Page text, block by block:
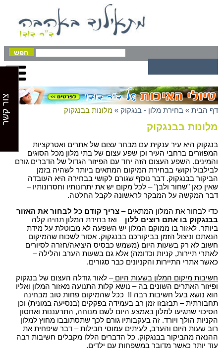
דף הבית » בחירת מלון - בנגקוק » מלונות בבנגקוק
מלונות בבנגקוק
בנגקוק היא עיר ענקית עם מבחר עצום של אתרים ואטרקציות
המפוזרים ברחבי העיר וכן שפע עצום של בתי מלון מכל הסוגים
והמינים. השפע העצום הזה יחד עם הפיזור הגדול של הדברים גורם
לבילבול וקושי בבחירת המיקום המתאים ביותר לשהיה בזמן
הביקור בבנגקוק. דבר נוסף שגורם לקושי בבחירה היא העובדה
שאין כאן "שחור ולבן" – לכל מקום יש את יתרונותיו וחסרונותיו –
דבר המקשה על המבקר לראשונה לקבל החלטה.
כדי לבחור את המלון המתאים – צריך קודם כל לבחור את האזור
בבנגקוק בו אתם רוצים ללון– ואז בחירת המלון תהיה קלה
ביותר. לאזור בו ממוקם המלון יש השפעה לא מבוטלת על מידת
הנאתם וניצול הזמן בביקורכם בבנגקוק. אסור לשכוח שהמיקום
חשוב לא רק בשעות היום (משמש כבסיס היציאה/חזרה לסיורים
לאתרי תיירות, קניות וכדומה) אלא גם בשעות הערב והלילה –
כאשר אתרי התיירות והקניונים כבר סגורים.
חשיבות מיקום המלון בשעות היום– לאור גודלה העצום של בנגקוק
ופיזור האתרים השונים בה – נושא קלות התנועה מאזור המלון ואליו
הוא נושא בעל חשיבות רבה !! ככל שהמיקום פחות טוב מבחינה
תחבורתית – תבזבזו זמן רב בעמידה בפקקים (בנסיעה במונית) וכן
הסיכוי שתגיעו למלון באמצע היום לשם מנוחה, התרעננות ואחסון
הקניות הולך ויורד. זה בעקבותיו גורם לכך שתסתובבו מחוץ למלון
רוב שעות היום והערב, לעיתים עמוסי חבילות – דבר שיפחית את
ההנאה מהביקור בבנגקוק. כל הדברים הללו מקבלים חשיבות רבה
עוד יותר כאשר מדובר במשפחות עם ילדים.
צור קשר